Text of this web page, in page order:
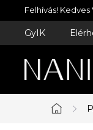
Ugrás
a
Felhívás!
GyIK